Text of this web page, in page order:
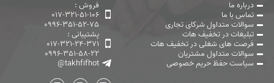
درباره ما
تماس با ما
سوالات متداول شرکای تجاری
تبلیغات در تخفیف هات
فرصت های شغلی در تخفیف هات
سوالات متداول مشتریان
سیاست حفظ حریم خصوصی
فروش :
017-321-51-106
0996-351-52-75
پشتیبانی :
017-321-24-371
0996-351-58-22
@takhfifhot